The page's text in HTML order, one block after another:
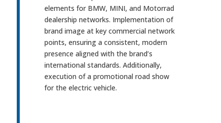
elements for BMW, MINI, and Motorrad
dealership networks. Implementation of
brand image at key commercial network
points, ensuring a consistent, modern
presence aligned with the brand’s
international standards. Additionally,
execution of a promotional road show
for the electric vehicle.